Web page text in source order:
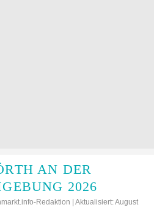
AN DER
2026
Redaktion | Aktualisiert: August